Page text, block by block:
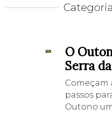
Categoria
O
Serra
Começam
passos
Outono